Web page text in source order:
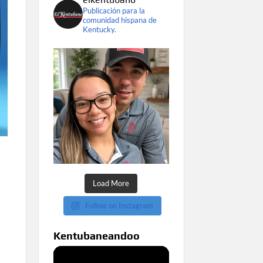
Publicación para la
comunidad hispana de
Kentucky.
Load More
Follow on Instagram
Kentubaneandoo